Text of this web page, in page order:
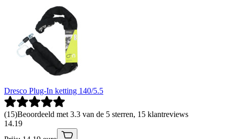
Dresco Plug-In ketting 140/5.5
(15)Beoordeeld met 3.3 van de 5 sterren, 15 klantreviews
14.19